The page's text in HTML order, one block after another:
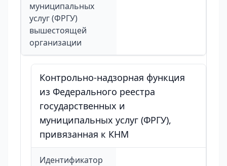
муниципальных
услуг (ФРГУ)
вышестоящей
организации
Контрольно-надзорная функция
из Федерального реестра
государственных и
муниципальных услуг (ФРГУ),
привязанная к КНМ
Идентификатор